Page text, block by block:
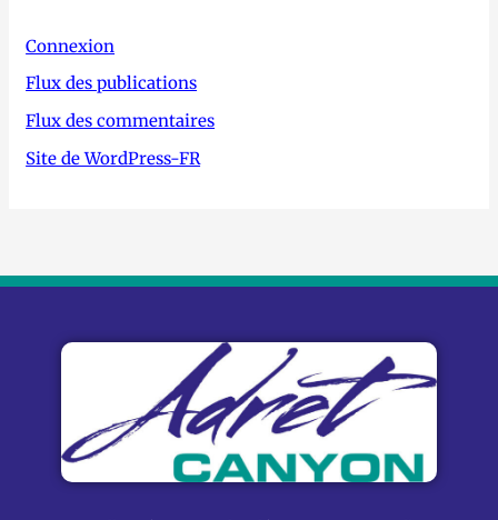
Connexion
Flux des publications
Flux des commentaires
Site de WordPress-FR